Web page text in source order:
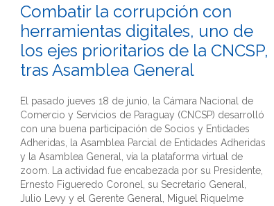
Combatir la corrupción con
herramientas digitales, uno de
los ejes prioritarios de la CNCSP,
tras Asamblea General
El pasado jueves 18 de junio, la Cámara Nacional de
Comercio y Servicios de Paraguay (CNCSP) desarrolló
con una buena participación de Socios y Entidades
Adheridas, la Asamblea Parcial de Entidades Adheridas
y la Asamblea General, vía la plataforma virtual de
zoom. La actividad fue encabezada por su Presidente,
Ernesto Figueredo Coronel, su Secretario General,
Julio Levy y el Gerente General, Miguel Riquelme